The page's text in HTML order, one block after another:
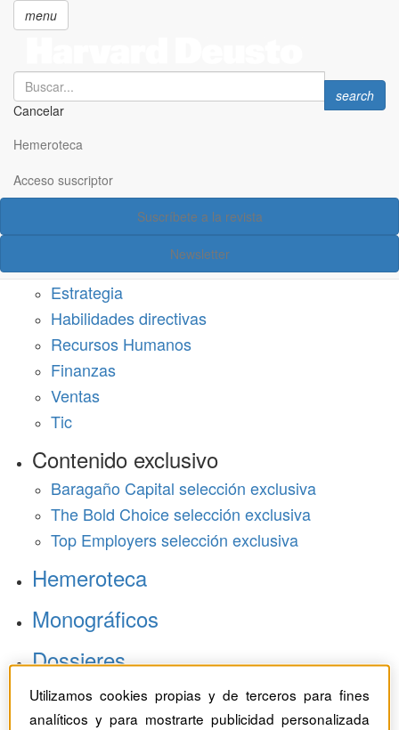
principal
menu
Search
Cancelar
Search
search
Hemeroteca
Acceso suscriptor
Suscríbete a la revista
Newsletter
Acceso suscriptor
Estrategia
Habilidades directivas
Recursos Humanos
Finanzas
Ventas
Tic
Contenido exclusivo
Baragaño Capital selección exclusiva
The Bold Choice selección exclusiva
Top Employers selección exclusiva
Hemeroteca
Monográficos
Dossieres
Revistas del mes
Utilizamos cookies propias y de terceros para fines
analíticos y para mostrarte publicidad personalizada